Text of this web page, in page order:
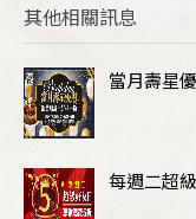
其他相關訊息
當月壽星
每週二超